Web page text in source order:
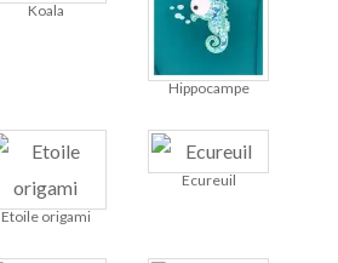
Koala
Hippocampe
Etoile origami
Ecureuil